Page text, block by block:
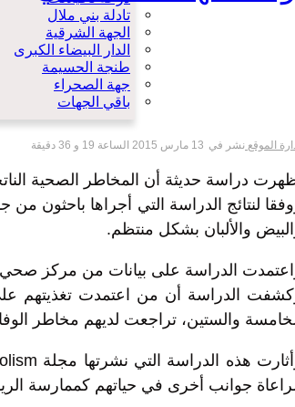
تادلة بني ملال
الجهة الشرقية
الدار البيضاء الكبرى
طنجة الحسيمة
جهة الصحراء
باقي الجهات
الموقع نشر في 13 مارس 2015 الساعة 19 و 36 دقيقة
دراسة حديثة أن المخاطر الصحية
لنتائج الدراسة التي أجراها باحثون
والألبان بشكل منتظم.
الدراسة على بيانات من مركز صحي
الدراسة أن من اعتمدت تغذيتهم على
والستين، تراجعت لديهم مخاطر الوفاة
جوانب أخرى في حياتهم كممارسة